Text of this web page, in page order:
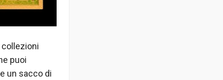
collezioni
puoi
un sacco di